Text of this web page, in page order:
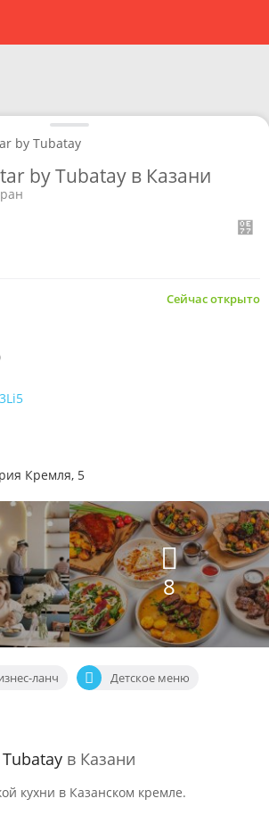
8
ланч Детское меню
by Tubatay
by Tubatay в Казани
Кремля, 5
Сейчас открыто
в Казани
кухни в Казанском кремле.